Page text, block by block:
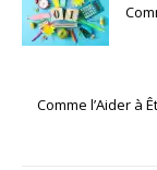
Comme l’Aider à